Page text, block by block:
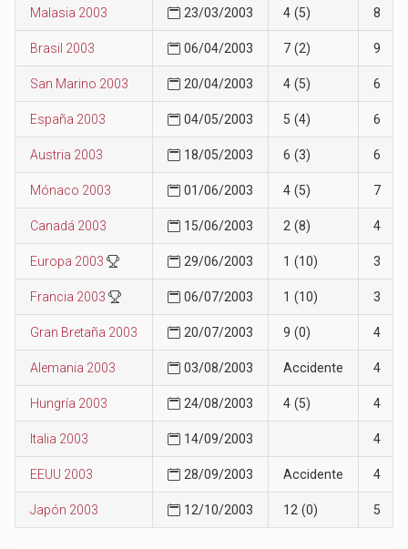
Malasia 2003 23/03/2003 4 (5) 8
Brasil 2003 06/04/2003 7 (2) 9
San Marino 2003 20/04/2003 4 (5) 6
España 2003 04/05/2003 5 (4) 6
Austria 2003 18/05/2003 6 (3) 6
Mónaco 2003 01/06/2003 4 (5) 7
Canadá 2003 15/06/2003 2 (8) 4
Europa 2003 29/06/2003 1 (10) 3
Francia 2003 06/07/2003 1 (10) 3
Gran Bretaña 2003 20/07/2003 9 (0) 4
Alemania 2003 03/08/2003 Accidente 4
Hungría 2003 24/08/2003 4 (5) 4
Italia 2003 14/09/2003 4
EEUU 2003 28/09/2003 Accidente 4
Japón 2003 12/10/2003 12 (0) 5